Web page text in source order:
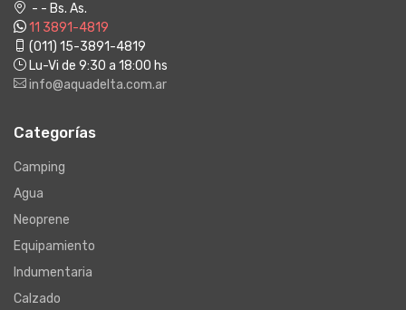
- - Bs. As.
11 3891-4819
(011) 15-3891-4819
Lu-Vi de 9:30 a 18:00 hs
info@aquadelta.com.ar
Categorías
Camping
Agua
Neoprene
Equipamiento
Indumentaria
Calzado